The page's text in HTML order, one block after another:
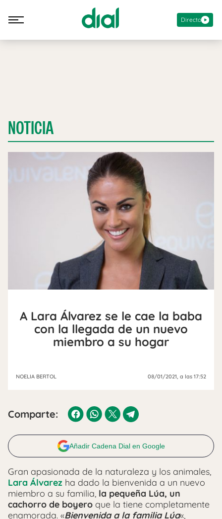
Directo
NOTICIA
A Lara Álvarez se le cae la baba
con la llegada de un nuevo
miembro a su hogar
NOELIA BERTOL 08/01/2021 , a las 17:52
Comparte:
Añadir Cadena Dial en Google
Gran apasionada de la naturaleza y los animales,
Lara Álvarez ha dado la bienvenida a un nuevo
miembro a su familia, la pequeña Lúa, un
cachorro de boyero que la tiene completamente
enamorada. «Bienvenida a la familia Lúa«,